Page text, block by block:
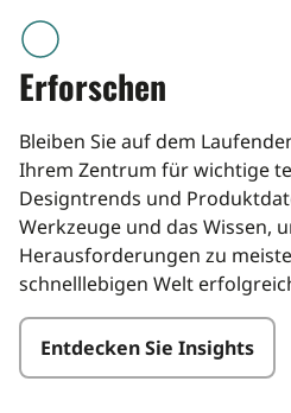
icon
Erforschen
Bleiben Sie auf dem
Ihrem Zentrum für wichtige
Designtrends und
Werkzeuge und das Wissen,
Herausforderungen zu
schnelllebigen Welt
Entdecken Sie Insights